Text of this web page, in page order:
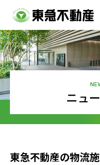
ニュ
東急不動産の物流